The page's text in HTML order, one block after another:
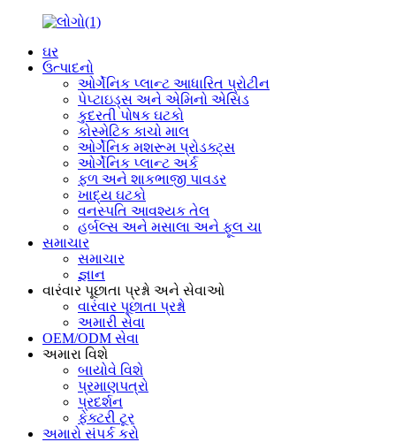
ઘર
ઉત્પાદનો
ઓર્ગેનિક પ્લાન્ટ આધારિત પ્રોટીન
પેપ્ટાઇડ્સ અને એમિનો એસિડ
કુદરતી પોષક ઘટકો
કોસ્મેટિક કાચો માલ
ઓર્ગેનિક મશરૂમ પ્રોડક્ટ્સ
ઓર્ગેનિક પ્લાન્ટ અર્ક
ફળ અને શાકભાજી પાવડર
ખાદ્ય ઘટકો
વનસ્પતિ આવશ્યક તેલ
હર્બલ્સ અને મસાલા અને ફૂલ ચા
સમાચાર
સમાચાર
જ્ઞાન
વારંવાર પૂછાતા પ્રશ્નો અને સેવાઓ
વારંવાર પૂછાતા પ્રશ્નો
અમારી સેવા
OEM/ODM સેવા
અમારા વિશે
બાયોવે વિશે
પ્રમાણપત્રો
પ્રદર્શન
ફેક્ટરી ટૂર
અમારો સંપર્ક કરો